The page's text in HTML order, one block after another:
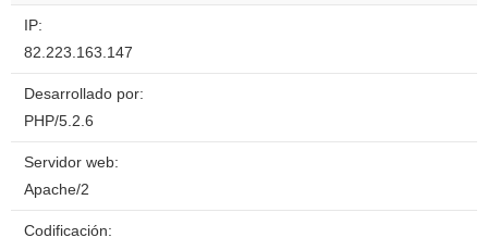
IP:
82.223.163.147
Desarrollado por:
PHP/5.2.6
Servidor web:
Apache/2
Codificación: